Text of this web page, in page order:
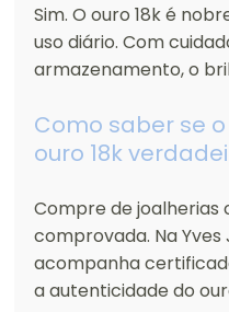
Sim. O ouro 18k é
uso diário. Com
armazenamento, o
Como saber se
ouro 18k
Compre de
comprovada. Na
acompanha
a autenticidade do